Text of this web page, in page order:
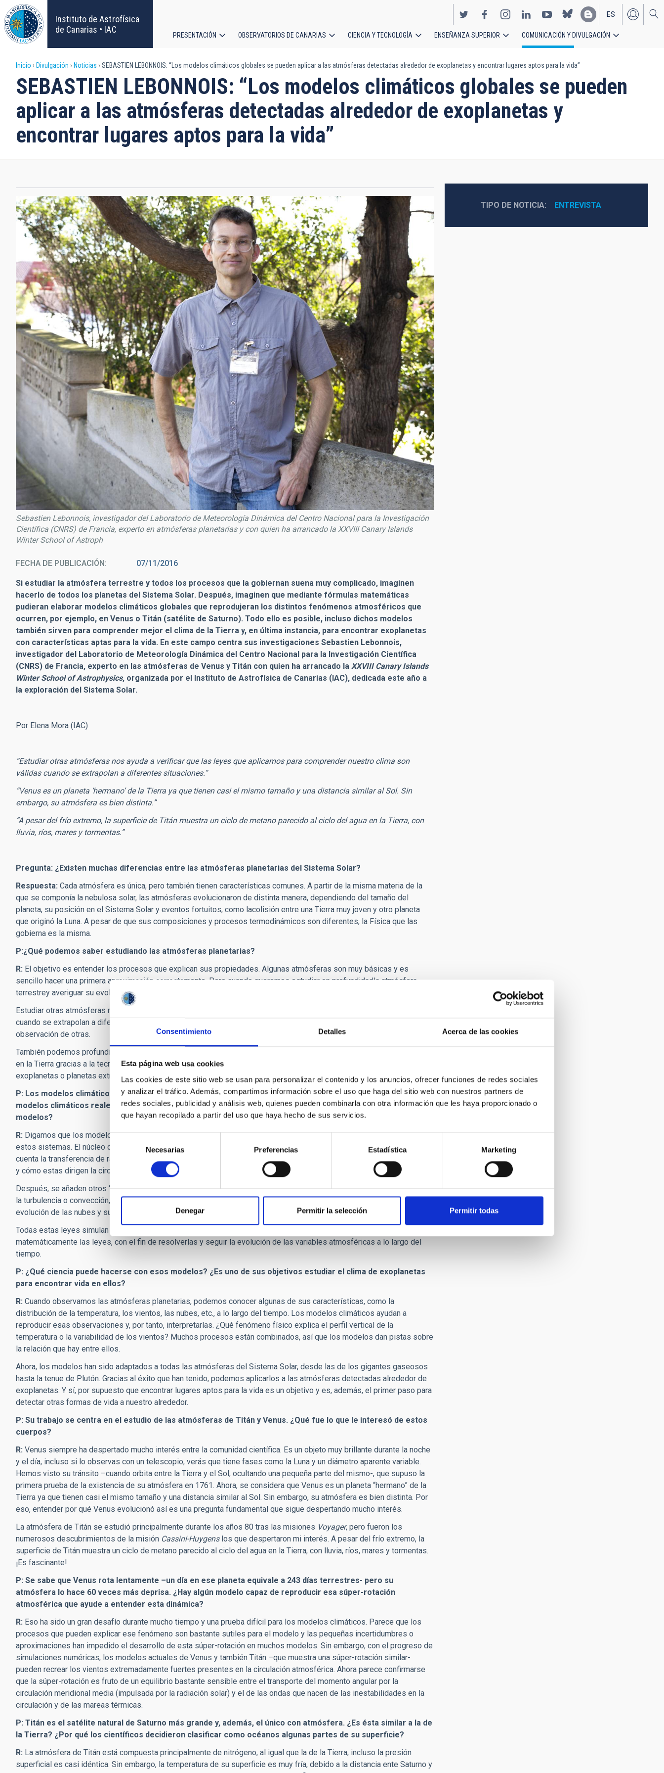
Consentimiento Detalles Acerca de las cookies
Esta página web usa cookies
Las cookies de este sitio web se usan para personalizar el contenido y los anuncios, ofrecer funciones de redes sociales
y analizar el tráfico. Además, compartimos información sobre el uso que haga del sitio web con nuestros partners de
redes sociales, publicidad y análisis web, quienes pueden combinarla con otra información que les haya proporcionado o
que hayan recopilado a partir del uso que haya hecho de sus servicios.
Selección
de
consentimiento
Necesarias Preferencias Estadística Marketing
Denegar Permitir la selección Permitir todas
Pasar
al
contenido
principal
Instituto de Astrofísica
de Canarias • IAC
EN
ES
principal
PRESENTACIÓN OBSERVATORIOS DE CANARIAS CIENCIA Y TECNOLOGÍA ENSEÑANZA SUPERIOR COMUNICACIÓN Y DIVULGACIÓN
Sobrescribir
enlaces
de
ayuda
la
navegación
Inicio Divulgación Noticias SEBASTIEN LEBONNOIS: “Los modelos climáticos globales se pueden aplicar a las atmósferas detectadas alrededor de exoplanetas y encontrar lugares aptos para la vida”
SEBASTIEN LEBONNOIS: “Los modelos climáticos globales se pueden
aplicar a las atmósferas detectadas alrededor de exoplanetas y
encontrar lugares aptos para la vida”
Sebastien Lebonnois, investigador del Laboratorio de Meteorología Dinámica del Centro Nacional para la Investigación
Científica (CNRS) de Francia, experto en atmósferas planetarias y con quien ha arrancado la XXVIII Canary Islands
Winter School of Astroph
FECHA DE PUBLICACIÓN 07/11/2016
Si estudiar la atmósfera terrestre y todos los procesos que la gobiernan suena muy complicado, imaginen
hacerlo de todos los planetas del Sistema Solar. Después, imaginen que mediante fórmulas matemáticas
pudieran elaborar modelos climáticos globales que reprodujeran los distintos fenómenos atmosféricos que
ocurren, por ejemplo, en Venus o Titán (satélite de Saturno). Todo ello es posible, incluso dichos modelos
también sirven para comprender mejor el clima de la Tierra y, en última instancia, para encontrar exoplanetas
con características aptas para la vida. En este campo centra sus investigaciones Sebastien Lebonnois,
investigador del Laboratorio de Meteorología Dinámica del Centro Nacional para la Investigación Científica
(CNRS) de Francia, experto en las atmósferas de Venus y Titán con quien ha arrancado la XXVIII Canary Islands
Winter School of Astrophysics, organizada por el Instituto de Astrofísica de Canarias (IAC), dedicada este año a
la exploración del Sistema Solar.
Por Elena Mora (IAC)
“Estudiar otras atmósferas nos ayuda a verificar que las leyes que aplicamos para comprender nuestro clima son
válidas cuando se extrapolan a diferentes situaciones.”
“Venus es un planeta ‘hermano’ de la Tierra ya que tienen casi el mismo tamaño y una distancia similar al Sol. Sin
embargo, su atmósfera es bien distinta.”
“A pesar del frío extremo, la superficie de Titán muestra un ciclo de metano parecido al ciclo del agua en la Tierra, con
lluvia, ríos, mares y tormentas.”
Pregunta: ¿Existen muchas diferencias entre las atmósferas planetarias del Sistema Solar?
Respuesta: Cada atmósfera es única, pero también tienen características comunes. A partir de la misma materia de la
que se componía la nebulosa solar, las atmósferas evolucionaron de distinta manera, dependiendo del tamaño del
planeta, su posición en el Sistema Solar y eventos fortuitos, como lacolisión entre una Tierra muy joven y otro planeta
que originó la Luna. A pesar de que sus composiciones y procesos termodinámicos son diferentes, la Física que las
gobierna es la misma.
P:¿Qué podemos saber estudiando las atmósferas planetarias?
R: El objetivo es entender los procesos que explican sus propiedades. Algunas atmósferas son muy básicas y es
sencillo hacer una primera aproximación correctamente. Pero cuando queremos estudiar en profundidadla atmósfera
terrestrey averiguar su evolución, es más complicado.
Estudiar otras atmósferas nos ayuda a verificar que las leyes que aplicamos para comprender nuestro clima son válidas
cuando se extrapolan a diferentes situaciones. Podemos aprender mucho sobre nuestra atmósfera a través de la
observación de otras.
También podemos profundizar en el pasado de esas atmósferas y las condiciones que produjeron la aparición de vida
en la Tierra gracias a la tecnología. Incluso es posible buscar otros planetas girando en torno a otras estrellas –
exoplanetas o planetas extrasolares- y explorar si presentan condiciones aptas para la vida.
P: Los modelos climáticos globales son capaces de simular, basados en ecuaciones físicas universales,
modelos climáticos reales para cualquier tipo de planeta terrestre. ¿En qué consisten concretamente estos
modelos?
R: Digamos que los modelos se construyen a partir de “ladrillos” que representan fórmulas de leyes físicas aplicables a
estos sistemas. El núcleo del modelo resuelve las ecuaciones de la dinámica de fluidos. A continuación, se tiene en
cuenta la transferencia de radiación, es decir, cómo la radiación solar e infrarroja es absorbida y emitida por la atmósfera
y cómo estas dirigen la circulación.
Después, se añaden otros “ladrillos”, es decir, las capas superficiales que interactúan con la atmósfera, procesos como
la turbulencia o convección, ecuaciones fotoquímicas que calcularán cómo evolucionará la atmósfera, la acumulación y la
evolución de las nubes y su interacción con el ambiente.
Todas estas leyes simulan las variables características de la atmósfera y para ello es necesario definir
matemáticamente las leyes, con el fin de resolverlas y seguir la evolución de las variables atmosféricas a lo largo del
tiempo.
P: ¿Qué ciencia puede hacerse con esos modelos? ¿Es uno de sus objetivos estudiar el clima de exoplanetas
para encontrar vida en ellos?
R: Cuando observamos las atmósferas planetarias, podemos conocer algunas de sus características, como la
distribución de la temperatura, los vientos, las nubes, etc., a lo largo del tiempo. Los modelos climáticos ayudan a
reproducir esas observaciones y, por tanto, interpretarlas. ¿Qué fenómeno físico explica el perfil vertical de la
temperatura o la variabilidad de los vientos? Muchos procesos están combinados, así que los modelos dan pistas sobre
la relación que hay entre ellos.
Ahora, los modelos han sido adaptados a todas las atmósferas del Sistema Solar, desde las de los gigantes gaseosos
hasta la tenue de Plutón. Gracias al éxito que han tenido, podemos aplicarlos a las atmósferas detectadas alrededor de
exoplanetas. Y sí, por supuesto que encontrar lugares aptos para la vida es un objetivo y es, además, el primer paso para
detectar otras formas de vida a nuestro alrededor.
P: Su trabajo se centra en el estudio de las atmósferas de Titán y Venus. ¿Qué fue lo que le interesó de estos
cuerpos?
R: Venus siempre ha despertado mucho interés entre la comunidad científica. Es un objeto muy brillante durante la noche
y el día, incluso si lo observas con un telescopio, verás que tiene fases como la Luna y un diámetro aparente variable.
Hemos visto su tránsito –cuando orbita entre la Tierra y el Sol, ocultando una pequeña parte del mismo-, que supuso la
primera prueba de la existencia de su atmósfera en 1761. Ahora, se considera que Venus es un planeta “hermano” de la
Tierra ya que tienen casi el mismo tamaño y una distancia similar al Sol. Sin embargo, su atmósfera es bien distinta. Por
eso, entender por qué Venus evolucionó así es una pregunta fundamental que sigue despertando mucho interés.
La atmósfera de Titán se estudió principalmente durante los años 80 tras las misiones Voyager, pero fueron los
numerosos descubrimientos de la misión Cassini-Huygens los que despertaron mi interés. A pesar del frío extremo, la
superficie de Titán muestra un ciclo de metano parecido al ciclo del agua en la Tierra, con lluvia, ríos, mares y tormentas.
¡Es fascinante!
P: Se sabe que Venus rota lentamente –un día en ese planeta equivale a 243 días terrestres- pero su
atmósfera lo hace 60 veces más deprisa. ¿Hay algún modelo capaz de reproducir esa súper-rotación
atmosférica que ayude a entender esta dinámica?
R: Eso ha sido un gran desafío durante mucho tiempo y una prueba difícil para los modelos climáticos. Parece que los
procesos que pueden explicar ese fenómeno son bastante sutiles para el modelo y las pequeñas incertidumbres o
aproximaciones han impedido el desarrollo de esta súper-rotación en muchos modelos. Sin embargo, con el progreso de
simulaciones numéricas, los modelos actuales de Venus y también Titán –que muestra una súper-rotación similar-
pueden recrear los vientos extremadamente fuertes presentes en la circulación atmosférica. Ahora parece confirmarse
que la súper-rotación es fruto de un equilibrio bastante sensible entre el transporte del momento angular por la
circulación meridional media (impulsada por la radiación solar) y el de las ondas que nacen de las inestabilidades en la
circulación y de las mareas térmicas.
P: Titán es el satélite natural de Saturno más grande y, además, el único con atmósfera. ¿Es ésta similar a la de
la Tierra? ¿Por qué los científicos decidieron clasificar como océanos algunas partes de su superficie?
R: La atmósfera de Titán está compuesta principalmente de nitrógeno, al igual que la de la Tierra, incluso la presión
superficial es casi idéntica. Sin embargo, la temperatura de su superficie es muy fría, debido a la distancia ente Saturno y
TIPO DE NOTICIA ENTREVISTA